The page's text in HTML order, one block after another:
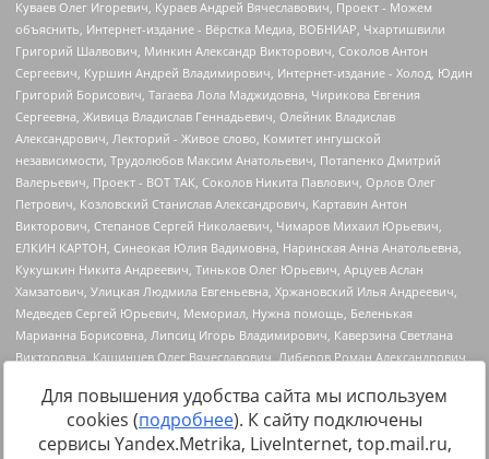
Источник:https://minjust.gov.ru/uploaded/files/reestr-
Для повышения удобства сайта мы используем
cookies (подробнее). К сайту подключены
сервисы Yandex.Metrika, LiveInternet, top.mail.ru,